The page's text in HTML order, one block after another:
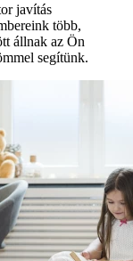
javítás
több,
állnak az Ön
segítünk.